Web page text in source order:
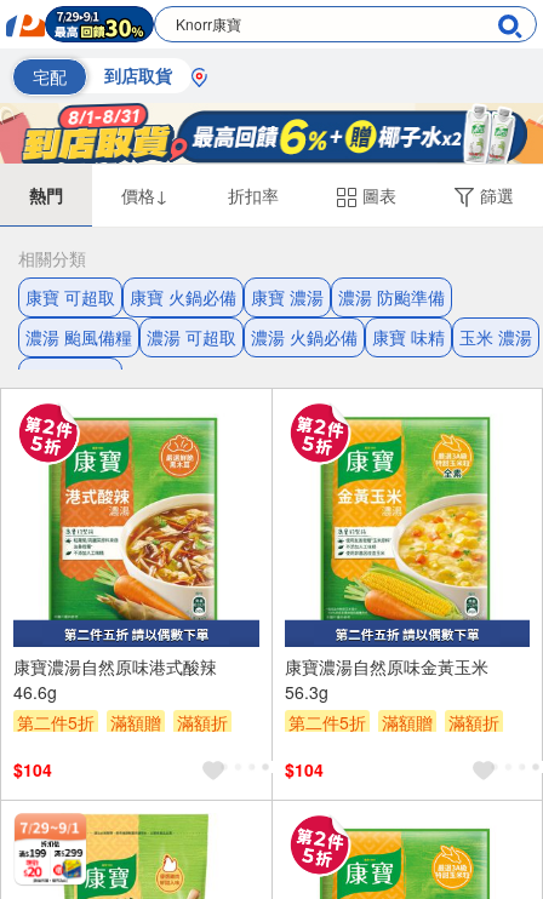
宅配 到店取貨
熱門 價格↓ 折扣率 圖表 篩選
相關分類
康寶 可超取
康寶 火鍋必備 康寶 濃湯 濃湯 防颱準備
濃湯 颱風備糧 濃湯 可超取 濃湯 火鍋必備 康寶 味精
玉米 濃湯
康寶濃湯自然原味港式酸辣
46.6g
第二件5折
滿額贈
滿額折
$104
康寶濃湯自然原味金黃玉米
56.3g
第二件5折
滿額贈
滿額折
$104